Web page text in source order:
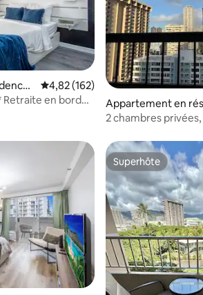
de 6 commentaires : 5 sur 5
⋅
Évaluation moyenne sur la base
4,82 (162)
en bord
Appartement en
Honolulu
2 chambres privées,
commentaires : 4,84 sur 5
Superhôte
Superhôte